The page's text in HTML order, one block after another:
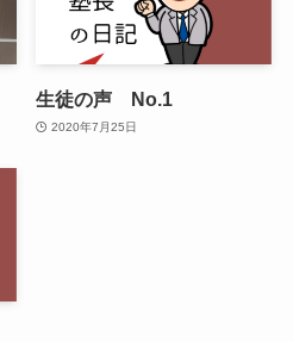
生徒の声 No.1
2020年7月25日